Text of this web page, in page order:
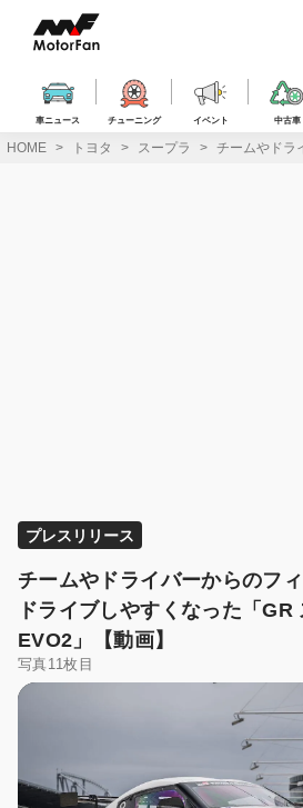
ス
車ニュース チューニング イベント 中古車
HOME トヨタ スープラ チームやドラ
プレスリリース
チームやドライバーからのフ
ドライブしやすくなった「GR
EVO2」【動画】
写真11枚目